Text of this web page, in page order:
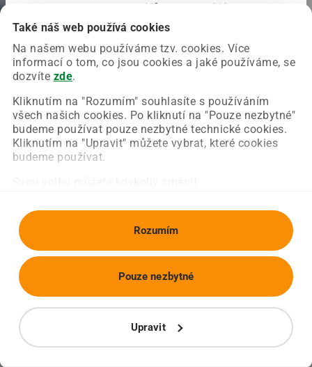
Také náš web používá cookies
Na našem webu používáme tzv. cookies. Více
informací o tom, co jsou cookies a jaké používáme, se
dozvíte zde.
Kliknutím na "Rozumím" souhlasíte s používáním
všech našich cookies. Po kliknutí na "Pouze nezbytné"
budeme používat pouze nezbytné technické cookies.
Kliknutím na "Upravit" můžete vybrat, které cookies
budeme používat.
Rozumím
Upravit
Pouze nezbytné
Chyba nastala na naší straně a už ji opravujeme.
Zkuste prosím znovu načíst požadovanou stránku.
Obnovit stránku Úvodní strana